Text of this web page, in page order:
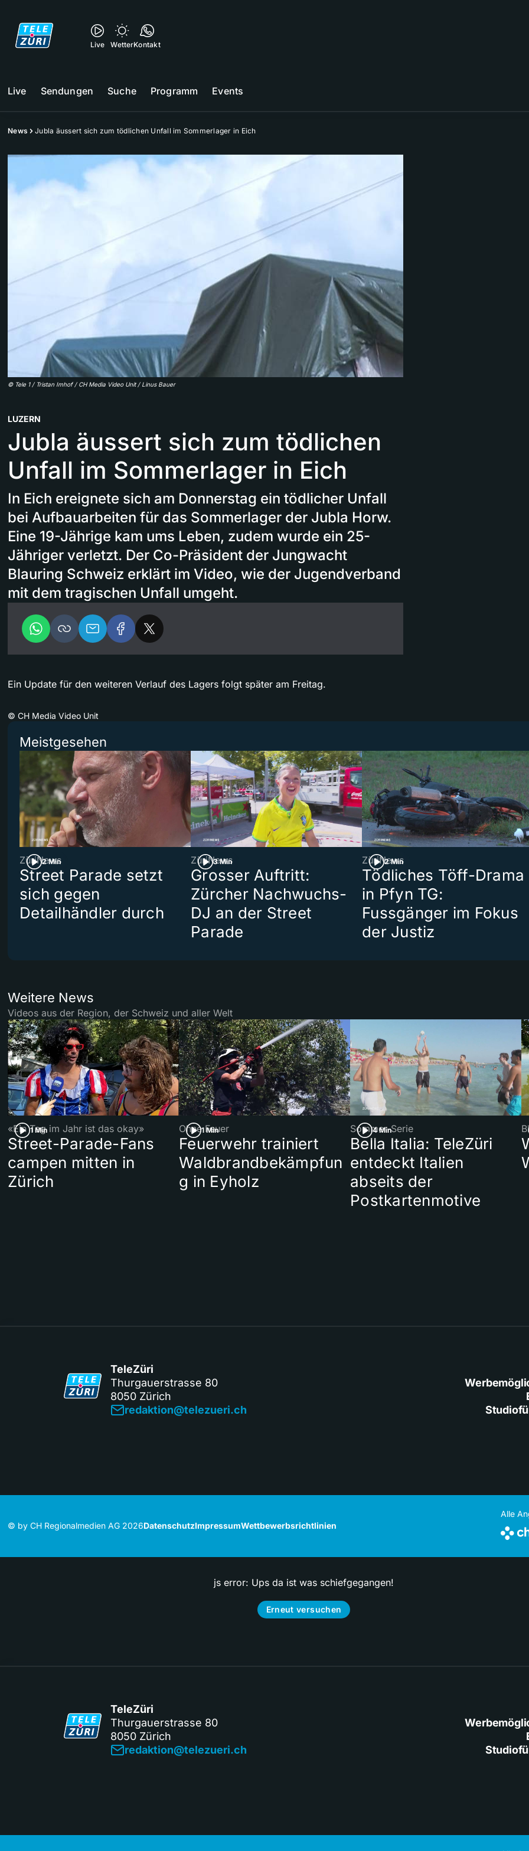
Live WetterKontakt
Live Sendungen Suche Programm Events
News Jubla äussert sich zum tödlichen Unfall im Sommerlager in Eich
© Tele 1 / Tristan Imhof / CH Media Video Unit / Linus Bauer
LUZERN
Jubla äussert sich zum tödlichen
Unfall im Sommerlager in Eich
In Eich ereignete sich am Donnerstag ein tödlicher Unfall
bei Aufbauarbeiten für das Sommerlager der Jubla Horw.
Eine 19-Jährige kam ums Leben, zudem wurde ein 25-
Jähriger verletzt. Der Co-Präsident der Jungwacht
Blauring Schweiz erklärt im Video, wie der Jugendverband
mit dem tragischen Unfall umgeht.
Ein Update für den weiteren Verlauf des Lagers folgt später am Freitag.
© CH Media Video Unit
Meistgesehen
2 Min
ZüriNews
Street Parade setzt
sich gegen
Detailhändler durch
3 Min
ZüriNews
Grosser Auftritt:
Zürcher Nachwuchs-
DJ an der Street
Parade
2 Min
ZüriNews
Tödliches Töff-Drama
in Pfyn TG:
Fussgänger im Fokus
der Justiz
Weitere News
Videos aus der Region, der Schweiz und aller Welt
1 Min
«Ein Tag im Jahr ist das okay»
Street-Parade-Fans
campen mitten in
Zürich
1 Min
Ohne Feuer
Feuerwehr trainiert
Waldbrandbekämpfun
g in Eyholz
4 Min
Sommer-Serie
Bella Italia: TeleZüri
entdeckt Italien
abseits der
Postkartenmotive
TeleZüri
Thurgauerstrasse 80
8050 Zürich
redaktion@telezueri.ch
© by CH Regionalmedien AG 2026DatenschutzImpressumWettbewerbsrichtlinien
Alle
js error: Ups da ist was schiefgegangen!
Erneut versuchen
TeleZüri
Thurgauerstrasse 80
8050 Zürich
redaktion@telezueri.ch